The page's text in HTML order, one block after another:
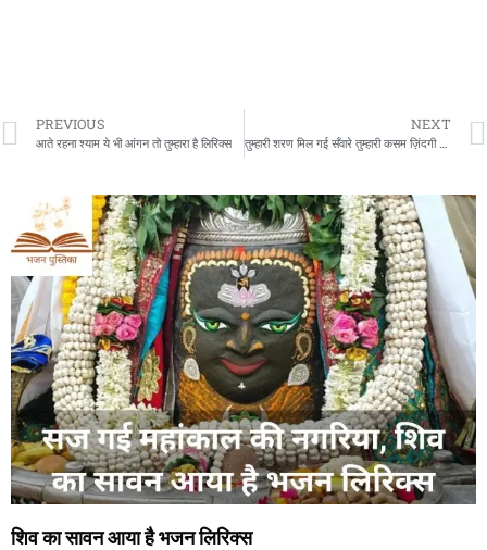
PREVIOUS
आते रहना श्याम ये भी आंगन तो तुम्हारा है लिरिक्स
NEXT
शिव का सावन आया है भजन लिरिक्स